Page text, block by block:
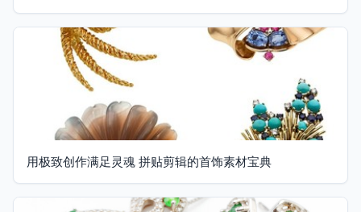
用极致创作满足灵魂 拼贴剪辑的首饰素材宝典